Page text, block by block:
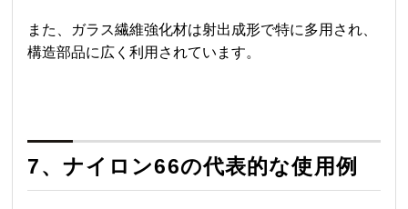
また、ガラス繊維強化材は射出成形で特に多用され、
構造部品に広く利用されています。
7、 ナイロン66の代表的な使用例